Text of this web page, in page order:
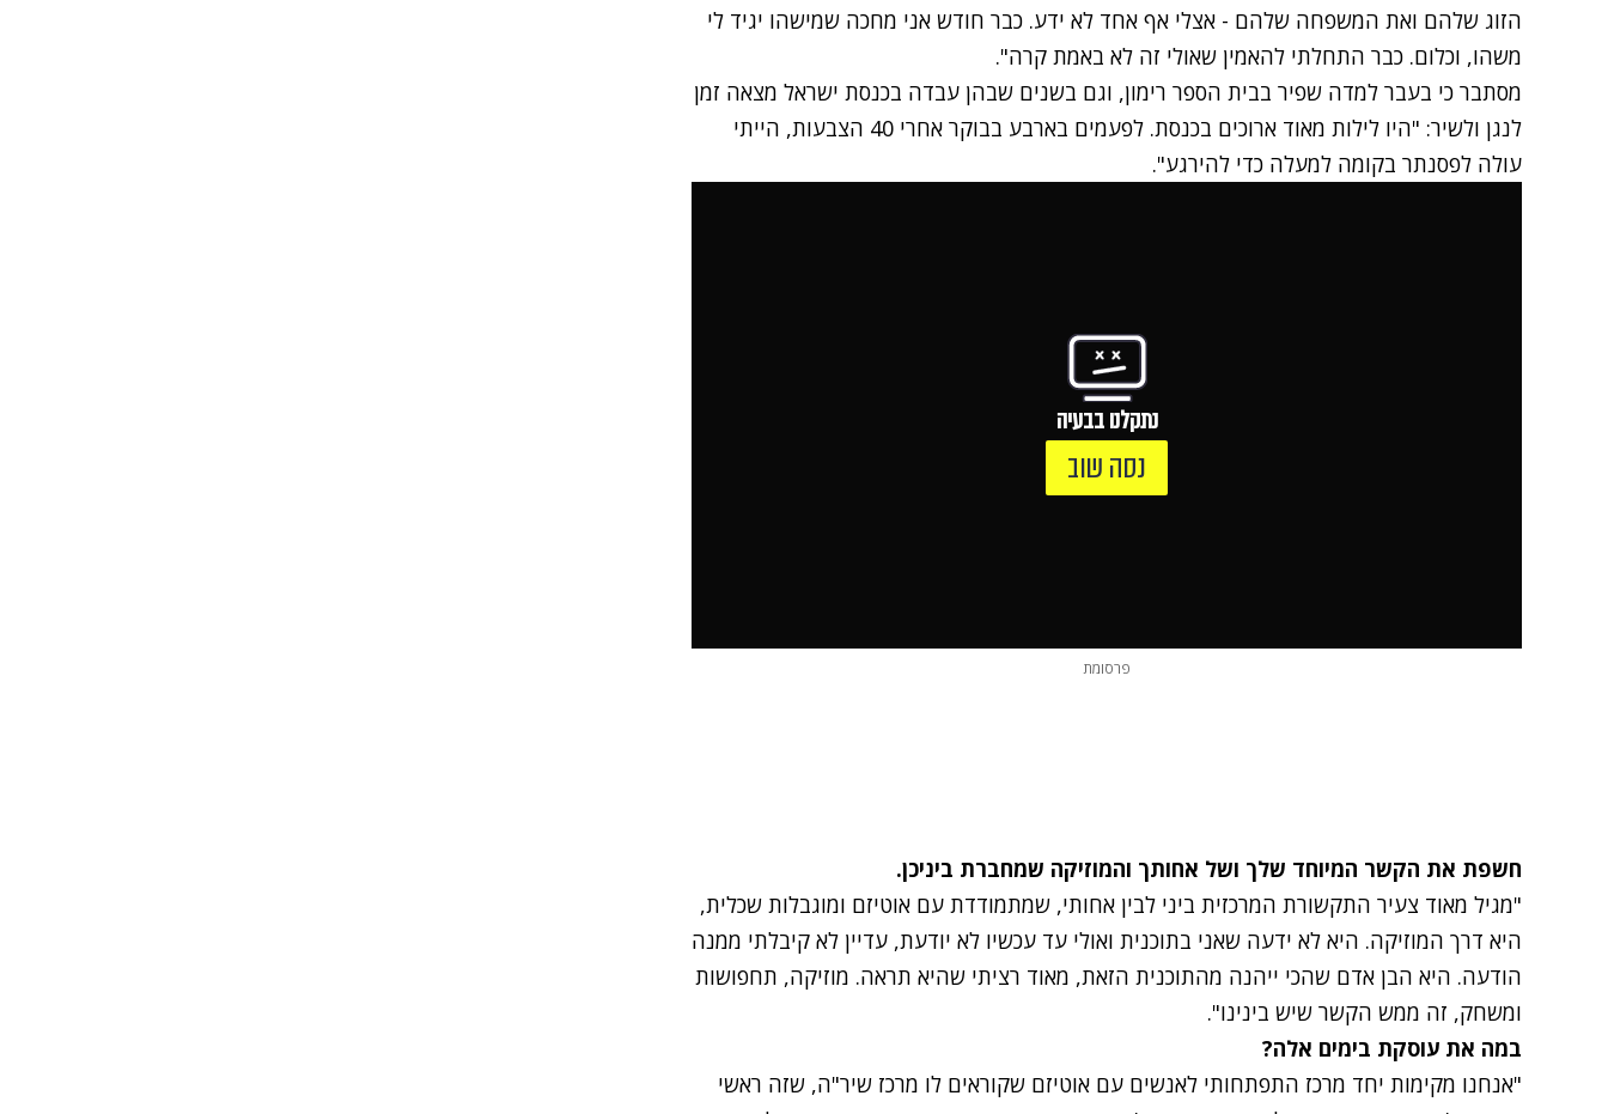
הזוג שלהם ואת המשפחה שלהם - אצלי אף אחד לא ידע. כבר חודש אני מחכה שמישהו יגיד לי
משהו, וכלום. כבר התחלתי להאמין שאולי זה לא באמת קרה".
מסתבר כי בעבר למדה שפיר בבית הספר רימון, וגם בשנים שבהן עבדה בכנסת ישראל מצאה זמן
לנגן ולשיר: "היו לילות מאוד ארוכים בכנסת. לפעמים בארבע בבוקר אחרי 40 הצבעות, הייתי
עולה לפסנתר בקומה למעלה כדי להירגע".
נתקלנו בבעיה
נסה שוב
פרסומת
חשפת את הקשר המיוחד שלך ושל אחותך והמוזיקה שמחברת ביניכן.
"מגיל מאוד צעיר התקשורת המרכזית ביני לבין אחותי, שמתמודדת עם אוטיזם ומוגבלות שכלית,
היא דרך המוזיקה. היא לא ידעה שאני בתוכנית ואולי עד עכשיו לא יודעת, עדיין לא קיבלתי ממנה
הודעה. היא הבן אדם שהכי ייהנה מהתוכנית הזאת, מאוד רציתי שהיא תראה. מוזיקה, תחפושות
ומשחק, זה ממש הקשר שיש בינינו".
במה את עוסקת בימים אלה?
"אנחנו מקימות יחד מרכז התפתחותי לאנשים עם אוטיזם שקוראים לו מרכז שיר"ה, שזה ראשי